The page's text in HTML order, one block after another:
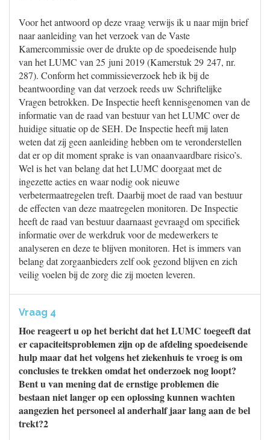
Voor het antwoord op deze vraag verwijs ik u naar mijn brief
naar aanleiding van het verzoek van de Vaste
Kamercommissie over de drukte op de spoedeisende hulp
van het LUMC van 25 juni 2019 (Kamerstuk 29 247, nr.
287). Conform het commissieverzoek heb ik bij de
beantwoording van dat verzoek reeds uw Schriftelijke
Vragen betrokken. De Inspectie heeft kennisgenomen van de
informatie van de raad van bestuur van het LUMC over de
huidige situatie op de SEH. De Inspectie heeft mij laten
weten dat zij geen aanleiding hebben om te veronderstellen
dat er op dit moment sprake is van onaanvaardbare risico’s.
Wel is het van belang dat het LUMC doorgaat met de
ingezette acties en waar nodig ook nieuwe
verbetermaatregelen treft. Daarbij moet de raad van bestuur
de effecten van deze maatregelen monitoren. De Inspectie
heeft de raad van bestuur daarnaast gevraagd om specifiek
informatie over de werkdruk voor de medewerkers te
analyseren en deze te blijven monitoren. Het is immers van
belang dat zorgaanbieders zelf ook gezond blijven en zich
veilig voelen bij de zorg die zij moeten leveren.
Vraag 4
Hoe reageert u op het bericht dat het LUMC toegeeft dat
er capaciteitsproblemen zijn op de afdeling spoedeisende
hulp maar dat het volgens het ziekenhuis te vroeg is om
conclusies te trekken omdat het onderzoek nog loopt?
Bent u van mening dat de ernstige problemen die
bestaan niet langer op een oplossing kunnen wachten
aangezien het personeel al anderhalf jaar lang aan de bel
trekt?2